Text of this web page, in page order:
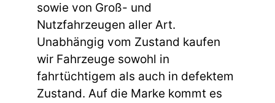
sowie von Groß- und
Nutzfahrzeugen aller Art.
Unabhängig vom Zustand kaufen
wir Fahrzeuge sowohl in
fahrtüchtigem als auch in defektem
Zustand. Auf die Marke kommt es